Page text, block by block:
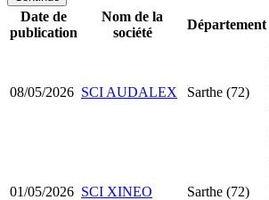
Date de
publication
Nom de la
société
Département
08/05/2026 SCI AUDALEX Sarthe (72)
01/05/2026 SCI XINEO Sarthe (72)